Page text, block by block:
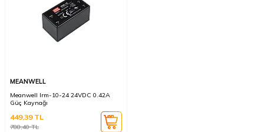
MEANWELL
Meanwell Irm-10-24 24VDC 0.42A
Güç Kaynağı
788,40TL
449,39TL